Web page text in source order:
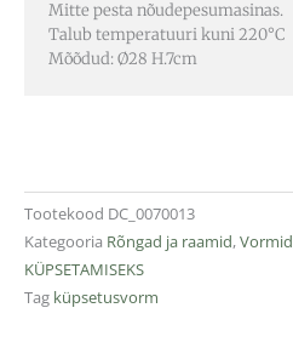
Mitte pesta nõudepesumasinas.
Talub temperatuuri kuni 220°C
Mõõdud: Ø28 H.7cm
Tootekood DC_0070013
Kategooria Rõngad ja raamid,Vormid
KÜPSETAMISEKS
Tag küpsetusvorm